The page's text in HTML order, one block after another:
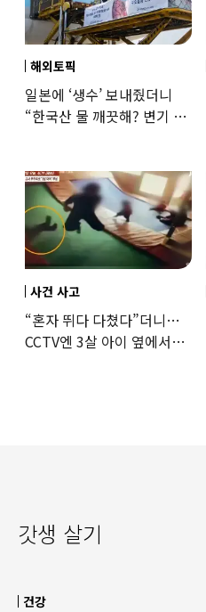
해외토픽
일본에 ‘생수’ 보내줬더니
“한국산 물 깨끗해? 변기 물
사건 사고
“혼자 뛰다 다쳤다”더니…
CCTV엔 3살 아이 옆에서
갓생 살기
건강